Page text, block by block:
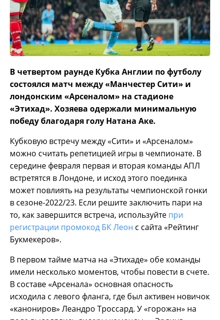
В четвертом раунде Кубка Англии по футболу
состоялся матч между «Манчестер Сити» и
лондонским «Арсеналом» на стадионе
«Этихад». Хозяева одержали минимальную
победу благодаря голу Натана Аке.
Кубковую встречу между «Сити» и «Арсеналом»
можно считать репетицией игры в чемпионате. В
середине февраля первая и вторая команды АПЛ
встретятся в Лондоне, и исход этого поединка
может повлиять на результаты чемпионской гонки
в сезоне-2022/23. Если решите заключить пари на
то, как завершится встреча, используйте при
регистрации промокод БК Леон с сайта «Рейтинг
Букмекеров».
В первом тайме матча на «Этихаде» обе команды
имели несколько моментов, чтобы повести в счете.
В составе «Арсенала» основная опасность
исходила с левого фланга, где был активен новичок
«канониров» Леандро Троссард. У «горожан» на